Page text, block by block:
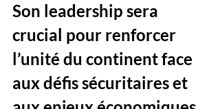
Son leadership sera
crucial pour renforcer
l’unité du continent face
aux défis sécuritaires et